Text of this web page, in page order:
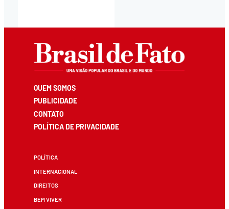
QUEM SOMOS
PUBLICIDADE
CONTATO
POLÍTICA DE PRIVACIDADE
POLÍTICA
INTERNACIONAL
DIREITOS
BEM VIVER